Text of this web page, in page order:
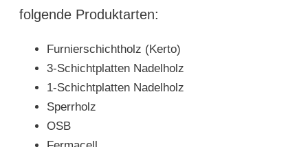
folgende Produktarten:
Furnierschichtholz (Kerto)
3-Schichtplatten Nadelholz
1-Schichtplatten Nadelholz
Sperrholz
OSB